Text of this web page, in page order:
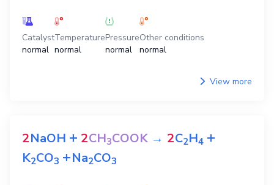
Catalyst
normal
Temperature
normal
Pressure
normal
Other conditions
normal
View more
2NaOH + 2CH3COOK → 2C2H4 +
K2CO3 +Na2CO3